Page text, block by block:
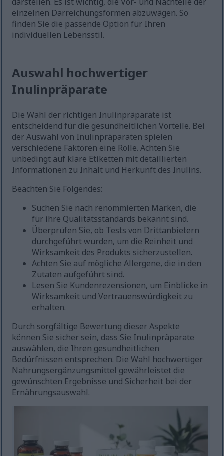
einzelnen Darreichungsformen abzuwägen. So
finden Sie die passende Option für Ihren
individuellen Lebensstil.
Auswahl hochwertiger
Inulinpräparate
Die Wahl der richtigen Inulinpräparate ist
entscheidend für die gesundheitlichen Vorteile. Bei
der Auswahl von Inulinpräparaten spielen
verschiedene Faktoren eine Rolle. Achten Sie
unbedingt auf klare Etiketten mit detaillierten
Informationen zu Inhalt und Herkunft des Inulins.
Beachten Sie Folgendes:
Suchen Sie nach renommierten Marken, die
für ihre Qualitätsstandards bekannt sind.
Überprüfen Sie, ob Tests von Drittanbietern
durchgeführt wurden, um die Reinheit und
Wirksamkeit des Produkts sicherzustellen.
Achten Sie auf mögliche Allergene, die in den
Zutaten aufgeführt sind.
Lesen Sie Kundenrezensionen, um Einblicke in
Wirksamkeit und Vertrauenswürdigkeit zu
erhalten.
Durch sorgfältige Bewertung dieser Aspekte
können Sie sicher sein, dass Sie Inulinpräparate
auswählen, die Ihren gesundheitlichen
Bedürfnissen entsprechen. Die Wahl hochwertiger
Nahrungsergänzungsmittel gewährleistet die
gewünschten Ergebnisse und Sicherheit bei der
Ernährungsauswahl.